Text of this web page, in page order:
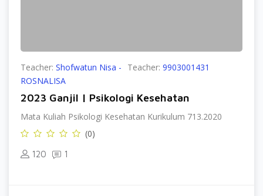
Teacher: Shofwatun Nisa - Teacher: 9903001431
ROSNALISA
2023 Ganjil | Psikologi Kesehatan
Mata Kuliah Psikologi Kesehatan Kurikulum 713.2020
(0)
120 1